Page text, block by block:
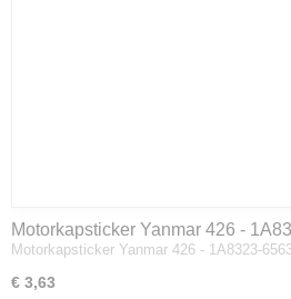
Motorkapsticker Yanmar 426 -
Motorkapsticker Yanmar 426 - 1A8323-
€ 3,63